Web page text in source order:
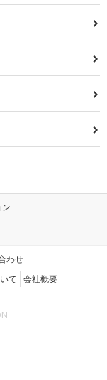
わせ
て 会社概要